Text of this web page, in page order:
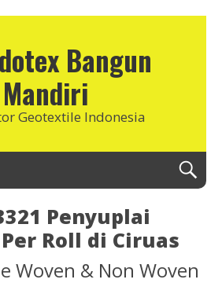
Bangun
Mandiri
Geotextile Indonesia
Penyuplai
Roll di Ciruas
Woven & Non Woven